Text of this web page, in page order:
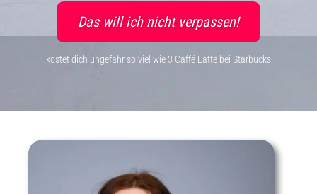
Das will ich nicht verpassen!
kostet dich ungefähr so viel wie 3 Caffé Latte bei Starbucks